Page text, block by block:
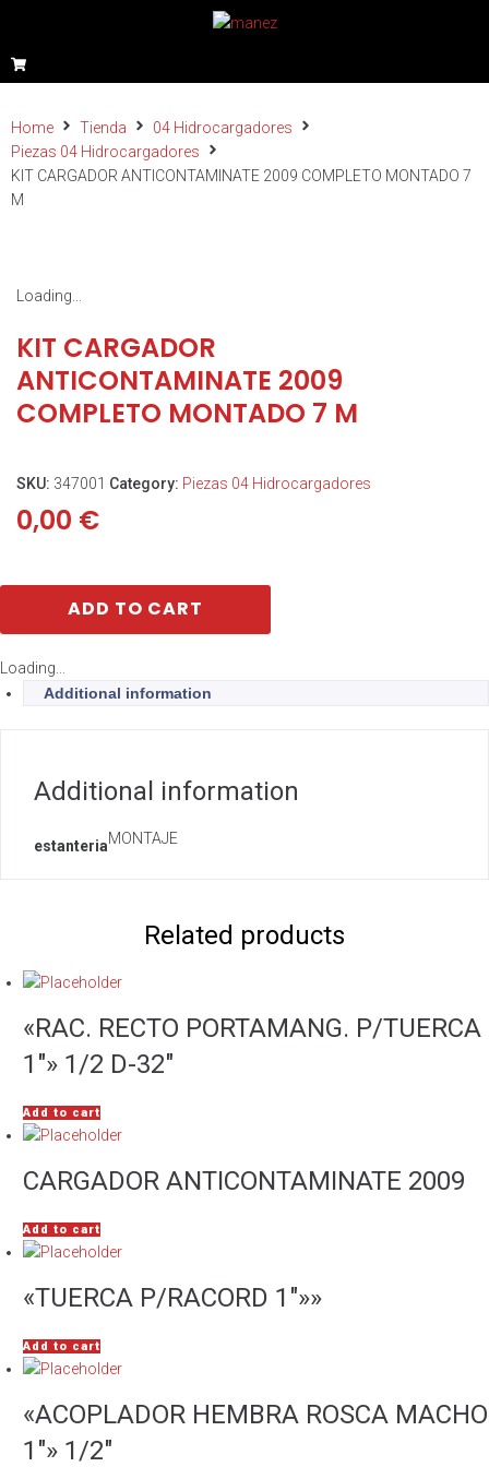
Home Tienda
04 Hidrocargadores
Piezas 04 Hidrocargadores
KIT CARGADOR ANTICONTAMINATE 2009 COMPLETO MONTADO 7
M
Loading...
KIT CARGADOR
ANTICONTAMINATE 2009
COMPLETO MONTADO 7 M
SKU: 347001 Category: Piezas 04 Hidrocargadores
0,00 €
ADD TO CART
Loading...
Additional information
Additional information
estanteriaMONTAJE
Related products
«RAC. RECTO PORTAMANG. P/TUERCA
1″» 1/2 D-32″
Add to cart
CARGADOR ANTICONTAMINATE 2009
Add to cart
«TUERCA P/RACORD 1″»»
Add to cart
«ACOPLADOR HEMBRA ROSCA MACHO
1″» 1/2″